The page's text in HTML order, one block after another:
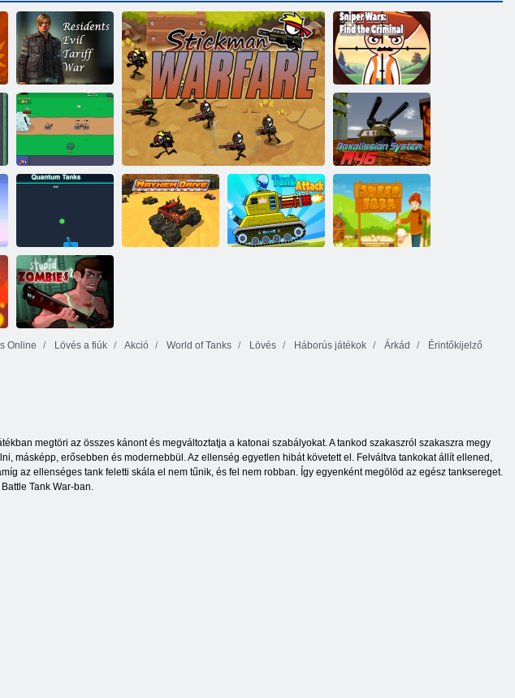
A lakosok
gonosz
vámtarifa háború
Sniper háborúk:
Keresse meg a
bűnözőt
A tankok kora
Daxolissian
System M46
Kvantálkatartályok
Online Lövés a fiúk Akció World of Tanks Lövés Háborús játékok Árkád
Érintőkijelző
megtöri az összes kánont és megváltoztatja a katonai szabályokat. A tankod szakaszról szakaszra megy
másképp, erősebben és modernebbül. Az ellenség egyetlen hibát követett el. Felváltva tankokat állít ellened,
az ellenséges tank feletti skála el nem tűnik, és fel nem robban. Így egyenként megölöd az egész tanksereget.
Tank War-ban.